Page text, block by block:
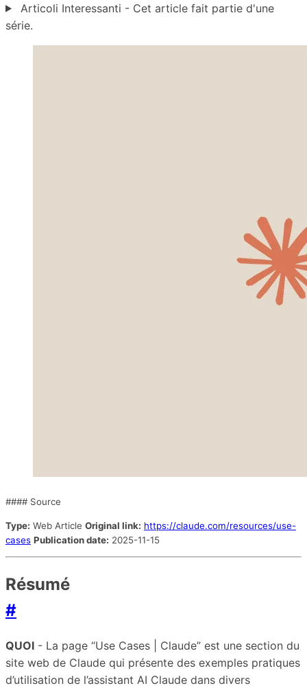
Articoli Interessanti - Cet article fait partie d'une
série.
#### Source
Type: Web Article Original link: https://claude.com/resources/use-
cases Publication date: 2025-11-15
Résumé
#
QUOI - La page “Use Cases | Claude” est une section du
site web de Claude qui présente des exemples pratiques
d’utilisation de l’assistant AI Claude dans divers